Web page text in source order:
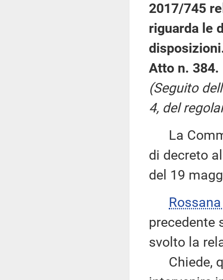
2017/745
riguarda le
Atto n. 384.
(Seguito
4, del
La
di decreto
del 19
precedente
svolto la
Chiede,